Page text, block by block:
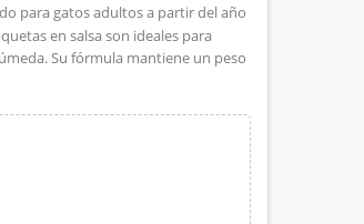
para gatos adultos a partir del año
en salsa son ideales para
Su fórmula mantiene un peso